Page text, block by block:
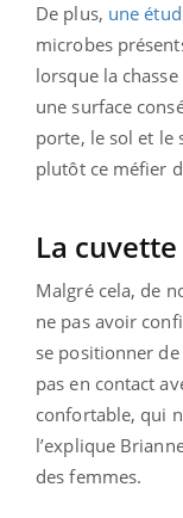
De plus, une
microbes
lorsque la
une surface
porte, le sol et le
plutôt ce méfier
La
Malgré cela, de
ne pas avoir
se positionner
pas en contact
confortable, qui
l’explique
des femmes.